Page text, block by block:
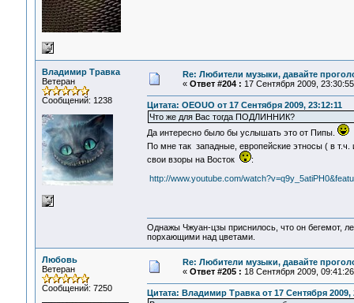
Владимир Травка
Ветеран
Сообщений: 1238
Re: Любители музыки, давайте
« Ответ #204 : 17 Сентября 2009,
Цитата: OEOUO от 17 Сентября 2009, 23:12:11
Что же для Вас тогда ПОДЛИННИК?
Да интересно было бы услышать это от Пипы.
По мне так западные, европейские этносы ( в
свои взоры на Восток
:
http://www.youtube.com/
Однажы Чжуан-цзы приснилось, что он бегемот,
порхающими над цветами.
Любовь
Ветеран
Сообщений: 7250
Re: Любители музыки, давайте
« Ответ #205 : 18 Сентября 2009,
Цитата: Владимир Травка от 17 Сентября 2009,